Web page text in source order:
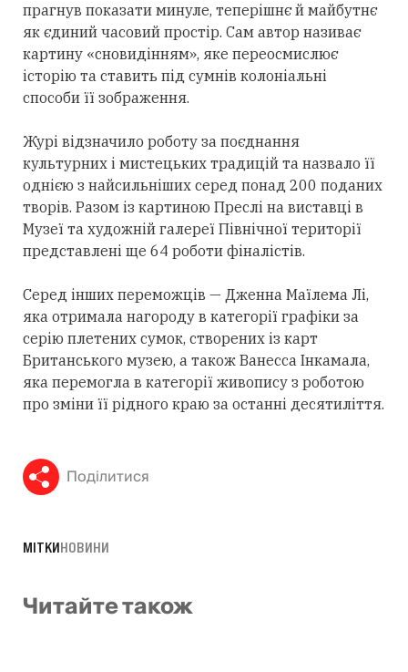
прагнув показати минуле, теперішнє й майбутнє
як єдиний часовий простір. Сам автор називає
картину «сновидінням», яке переосмислює
історію та ставить під сумнів колоніальні
способи її зображення.
Журі відзначило роботу за поєднання
культурних і мистецьких традицій та назвало її
однією з найсильніших серед понад 200 поданих
творів. Разом із картиною Преслі на виставці в
Музеї та художній галереї Північної території
представлені ще 64 роботи фіналістів.
Серед інших переможців — Дженна Маїлема Лі,
яка отримала нагороду в категорії графіки за
серію плетених сумок, створених із карт
Британського музею, а також Ванесса Інкамала,
яка перемогла в категорії живопису з роботою
про зміни її рідного краю за останні десятиліття.
Поділитися
МІТКИНОВИНИ
Читайте також